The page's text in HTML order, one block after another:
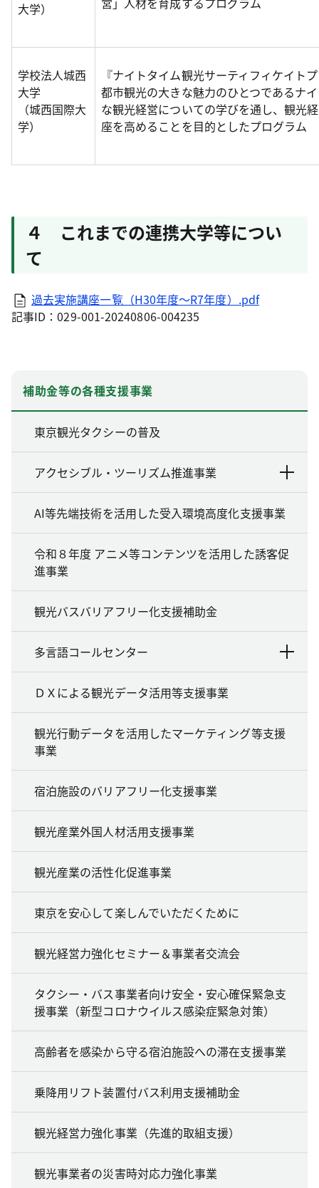
大学）
学校法人城西
大学
（城西国際大
学）
『ナイトタイム観光サーティフィケイト
都市観光の大きな魅力のひとつであるナ
な観光経営についての学びを通し、観光
座を高めることを目的としたプログラム
４ これまでの連携大学等につい
て
過去実施講座一覧（H30年度～R7年度）.pdf
記事ID：029-001-20240806-004235
補助金等の各種支援事業
東京観光タクシーの普及
アクセシブル・ツーリズム推進事業
AI等先端技術を活用した受入環境高度化支援事業
令和８年度 アニメ等コンテンツを活用した誘客促
進事業
観光バスバリアフリー化支援補助金
多言語コールセンター
ＤＸによる観光データ活用等支援事業
観光行動データを活用したマーケティング等支援
事業
宿泊施設のバリアフリー化支援事業
観光産業外国人材活用支援事業
観光産業の活性化促進事業
東京を安心して楽しんでいただくために
観光経営力強化セミナー＆事業者交流会
タクシー・バス事業者向け安全・安心確保緊急支
援事業（新型コロナウイルス感染症緊急対策）
高齢者を感染から守る宿泊施設への滞在支援事業
乗降用リフト装置付バス利用支援補助金
観光経営力強化事業（先進的取組支援）
観光事業者の災害時対応力強化事業